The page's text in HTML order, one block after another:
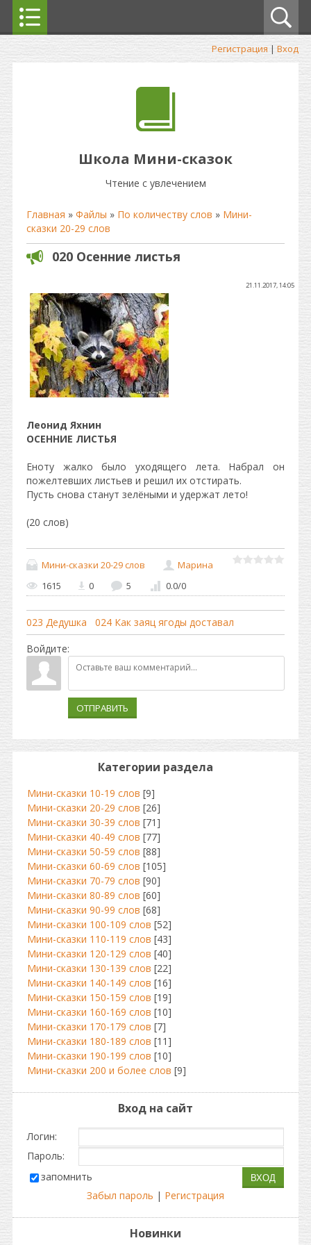
Регистрация | Вход
Школа Мини-сказок
Чтение с увлечением
Главная » Файлы » По количеству слов » Мини-
сказки 20-29 слов
020 Осенние листья
21.11.2017, 14:05
Леонид Яхнин
ОСЕННИЕ ЛИСТЬЯ
Еноту жалко было уходящего лета. Набрал он
пожелтевших листьев и решил их отстирать.
Пусть снова станут зелёными и удержат лето!
(20 слов)
Мини-сказки 20-29 слов
Марина
1615
0 5 0.0/0
023 Дедушка
024 Как заяц ягоды доставал
Войдите:
ОТПРАВИТЬ
Категории раздела
Мини-сказки 10-19 слов [9]
Мини-сказки 20-29 слов [26]
Мини-сказки 30-39 слов [71]
Мини-сказки 40-49 слов [77]
Мини-сказки 50-59 слов [88]
Мини-сказки 60-69 слов [105]
Мини-сказки 70-79 слов [90]
Мини-сказки 80-89 слов [60]
Мини-сказки 90-99 слов [68]
Мини-сказки 100-109 слов [52]
Мини-сказки 110-119 слов [43]
Мини-сказки 120-129 слов [40]
Мини-сказки 130-139 слов [22]
Мини-сказки 140-149 слов [16]
Мини-сказки 150-159 слов [19]
Мини-сказки 160-169 слов [10]
Мини-сказки 170-179 слов [7]
Мини-сказки 180-189 слов [11]
Мини-сказки 190-199 слов [10]
Мини-сказки 200 и более слов [9]
Вход на сайт
Логин:
Пароль:
запомнить
Забыл пароль | Регистрация
Новинки